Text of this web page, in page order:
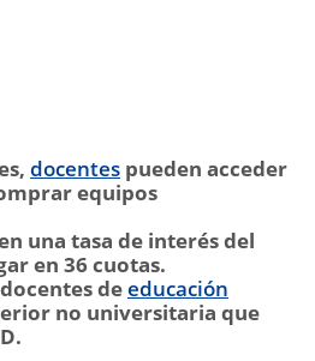
docentes pueden acceder
equipos
una tasa de interés del
en 36 cuotas.
deeducación
no universitaria que